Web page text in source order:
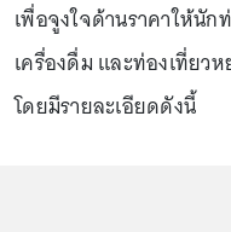
เพื่อจูงใจด้านราคาให้นั
เครื่องดื่ม และท่องเที่ยว
โดยมีรายละเอียดดังนี้